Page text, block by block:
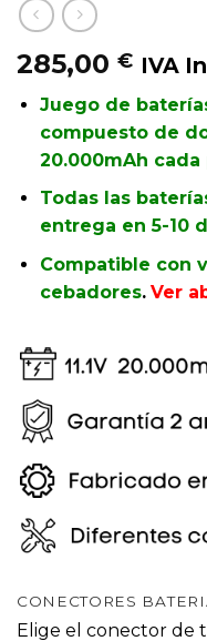
285,00 € IVA
Juego de
compuesto de
20.000mAh cada
Todas las
entrega en 5-10
Compatible con
cebadores. Ver
CONECTORES
Elige el conector de